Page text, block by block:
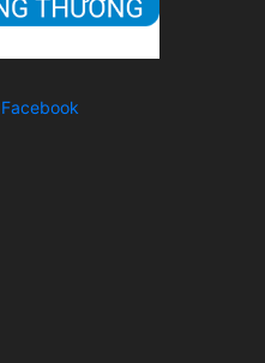
Facebook